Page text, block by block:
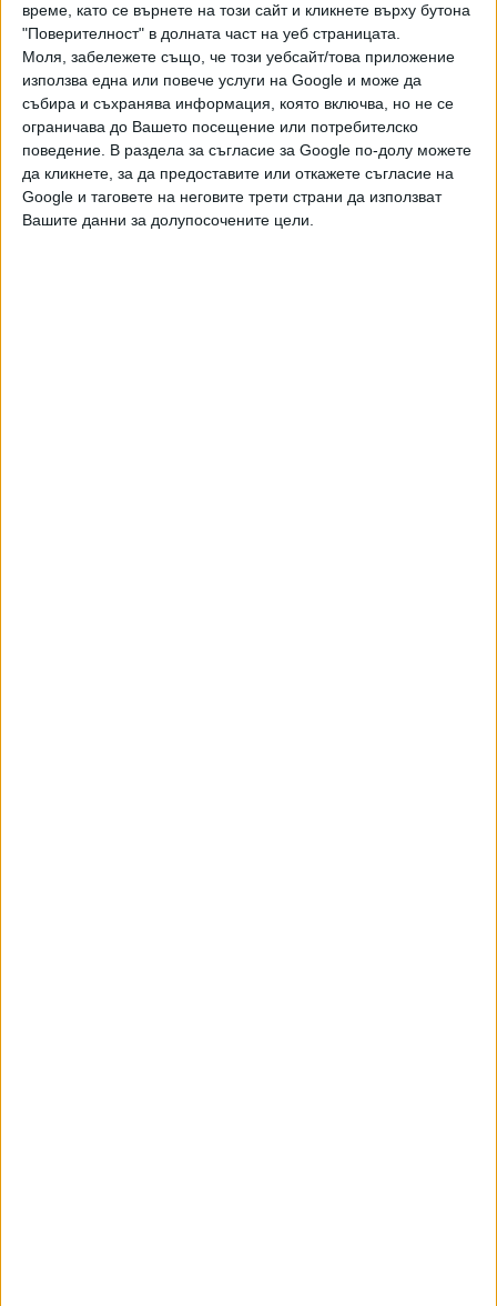
време, като се върнете на този сайт и кликнете върху бутона
"Поверителност" в долната част на уеб страницата.
Моля, забележете също, че този уебсайт/това приложение
използва една или повече услуги на Google и може да
събира и съхранява информация, която включва, но не се
ограничава до Вашето посещение или потребителско
поведение. В раздела за съгласие за Google по-долу можете
да кликнете, за да предоставите или откажете съгласие на
Google и таговете на неговите трети страни да използват
Вашите данни за долупосочените цели.
отбора. Може би има и други момчета, които са доста
по-комуникативни", каза Петков.
Междувременно стана ясно, че Янис Пападопулос от
Гърция ще бъде главен рефер на контролата срещу
Черна гора в понеделник, която ще се играе от 19:00 ч.
на ст. "Христо Ботев" в Пловдив. Интересното е, че през
изминалия сезон той е имал само още един
международен наряд - за мача от втория кръг на Лига на